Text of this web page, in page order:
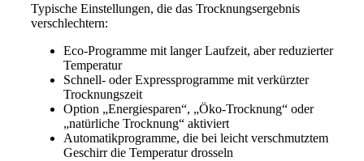
Typische Einstellungen, die das Trocknungsergebnis
verschlechtern:
Eco-Programme mit langer Laufzeit, aber reduzierter
Temperatur
Schnell- oder Expressprogramme mit verkürzter
Trocknungszeit
Option „Energiesparen“, „Öko-Trocknung“ oder
„natürliche Trocknung“ aktiviert
Automatikprogramme, die bei leicht verschmutztem
Geschirr die Temperatur drosseln